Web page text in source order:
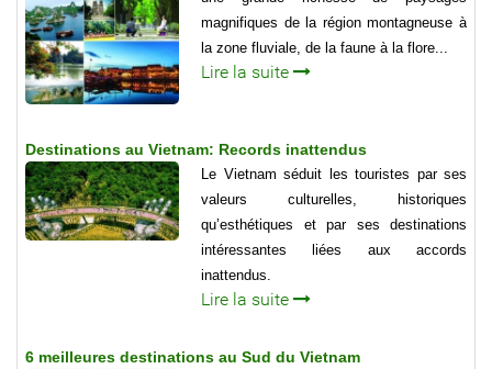
magnifiques de la région montagneuse à
la zone fluviale, de la faune à la flore...
Lire la suite
Destinations au Vietnam: Records inattendus
Le Vietnam séduit les touristes par ses
valeurs culturelles, historiques
qu’esthétiques et par ses destinations
intéressantes liées aux accords
inattendus.
Lire la suite
6 meilleures destinations au Sud du Vietnam